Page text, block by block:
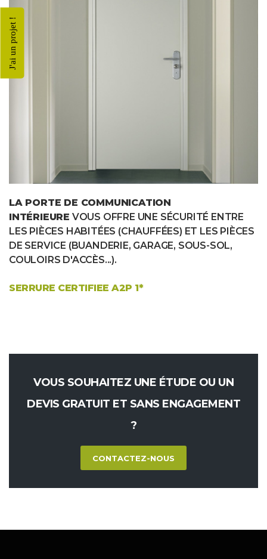
LA PORTE DE COMMUNICATION
INTÉRIEURE VOUS OFFRE UNE SÉCURITÉ ENTRE
LES PIÈCES HABITÉES (CHAUFFÉES) ET LES PIÈCES
DE SERVICE (BUANDERIE, GARAGE, SOUS-SOL,
COULOIRS D'ACCÈS...).
SERRURE CERTIFIEE A2P 1*
VOUS SOUHAITEZ UNE ÉTUDE OU UN
DEVIS GRATUIT ET SANS ENGAGEMENT
?
CONTACTEZ-NOUS
J'ai un projet !